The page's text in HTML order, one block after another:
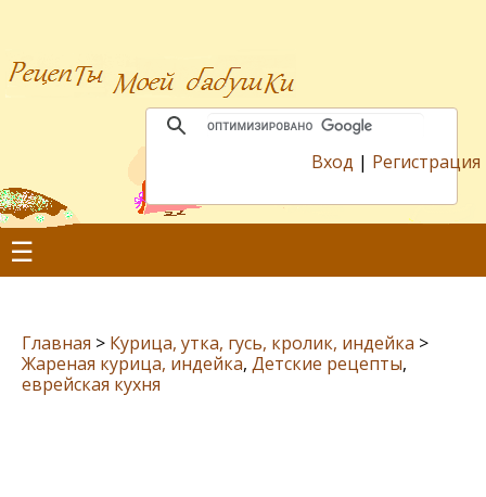
Вход | Регистрация
☰
Главная > Курица, утка, гусь, кролик, индейка >
Жареная курица, индейка, Детские рецепты,
еврейская кухня